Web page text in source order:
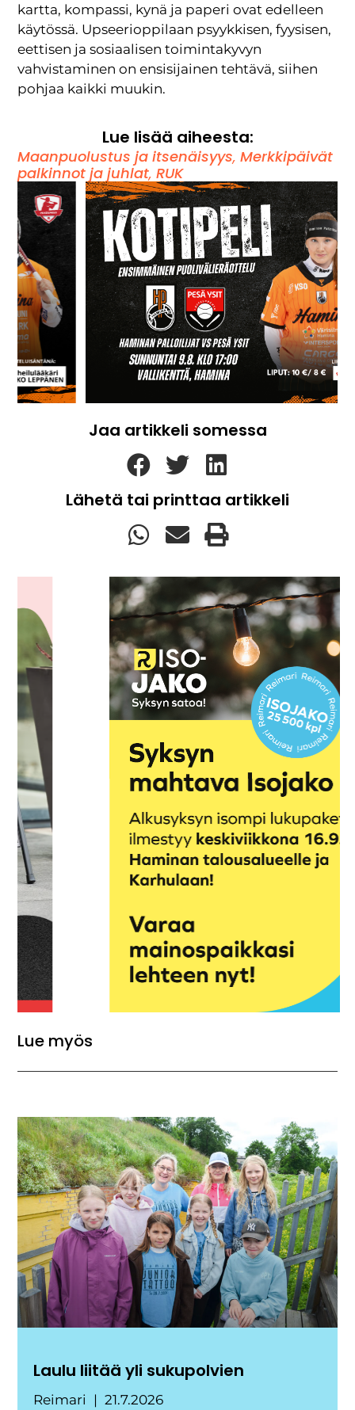
kartta, kompassi, kynä ja paperi ovat edelleen
käytössä. Upseerioppilaan psyykkisen, fyysisen,
eettisen ja sosiaalisen toimintakyvyn
vahvistaminen on ensisijainen tehtävä, siihen
pohjaa kaikki muukin.
Lue lisää aiheesta:
Maanpuolustus ja itsenäisyys,Merkkipäivät
palkinnot ja juhlat,RUK
Jaa artikkeli somessa
Lähetä tai printtaa artikkeli
Lue myös
Laulu liitää yli sukupolvien
Reimari 21.7.2026